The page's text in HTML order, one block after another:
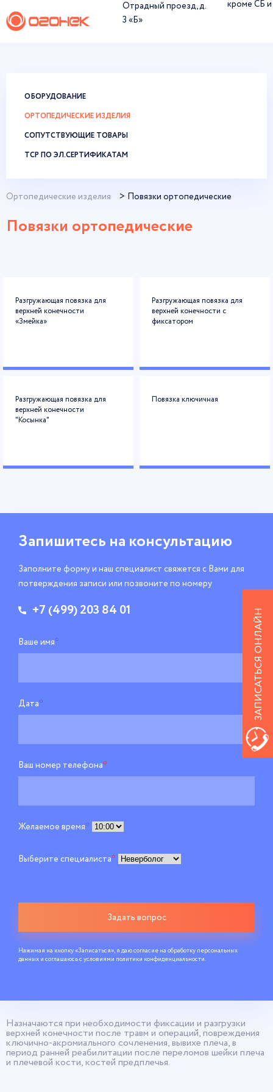
Отрадный проезд, д.
3 «Б»
кроме СБ
ОБОРУДОВАНИЕ
ОРТОПЕДИЧЕСКИЕ ИЗДЕЛИЯ
СОПУТСТВУЮЩИЕ ТОВАРЫ
ТСР ПО ЭЛ.СЕРТИФИКАТАМ
Ортопедические изделия Повязки ортопедические
Повязки ортопедические
Разгружающая повязка для
верхней конечности
«Змейка»
Разгружающая повязка для
верхней конечности с
фиксатором
Разгружающая повязка для
верхней конечности
"Косынка"
Повязка ключичная
Запишитесь на консультацию
Заполните форму и наш специалист свяжется с Вами для
потверждения записи или позвоните по номеру
+7 (499) 203 84 01
Ваше имя*
Дата*
Ваш номер телефона*
Желаемое время*
Выберите специалиста*
Задать вопрос
Нажимая на кнопку «Записаться», я даю согласие на обработку персональных
данных и соглашаюсь c условиями политики конфиденциальности.
Назначаются при необходимости фиксации и разгрузки
верхней конечности после травм и операций, повреждения
ключично-акромиального сочленения, вывихе плеча, в
период ранней реабилитации после переломов шейки плеча
и плечевой кости, костей предплечья.
ЗАПИСАТЬСЯ ОНЛАЙН